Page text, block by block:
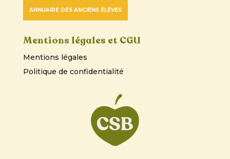
ANNUAIRE DES ANCIENS ÉLÈVES
Mentions légales et CGU
Mentions légales
Politique de confidentialité